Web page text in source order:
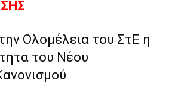
Ολομέλεια του ΣτΕ η
του Νέου